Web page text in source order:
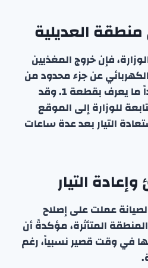
منطقة العديلية
فإن خروج المغذيين
عن جزء محدود من
منطقة العديلية، وتحديداً ما يعرف بقطعة 1. وقد
للوزارة إلى الموقع
التيار بعد عدة ساعات
التيار
عملت على إصلاح
المتأثرة، مؤكدةً أن
في وقت قصير نسبياً، رغم